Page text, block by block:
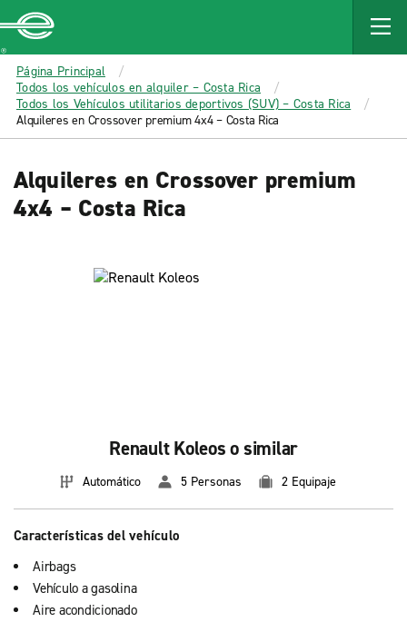
MAIN
CONTENT
Enterprise
Página Principal
Todos los vehículos en alquiler – Costa Rica
Todos los Vehículos utilitarios deportivos (SUV) – Costa Rica
Alquileres en Crossover premium 4x4 – Costa Rica
Alquileres en Crossover premium
4x4 – Costa Rica
Renault Koleos o similar
Automático 5 Personas 2 Equipaje
Características del vehículo
Airbags
Vehículo a gasolina
Aire acondicionado